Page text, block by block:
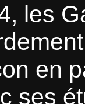
les
en
ses